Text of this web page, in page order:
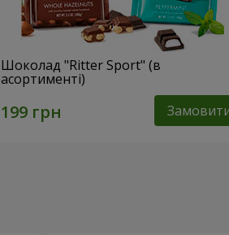
Шоколад "Ritter Sport" (в
асортименті)